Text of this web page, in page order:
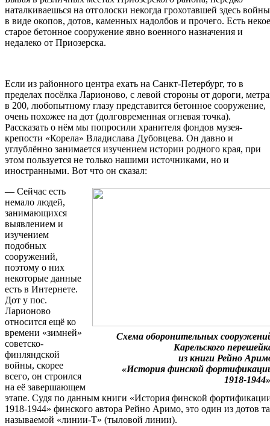
наталкиваешься на отголоски некогда грохотавшей здесь войны
в виде окопов, дотов, каменных надолбов и прочего. Есть некое
старое бетонное сооружение явно военного назначения и
недалеко от Приозерска.
Если из районного центра ехать на Санкт-Петербург, то в
пределах посёлка Ларионово, с левой стороны от дороги,
в 200, любопытному глазу представится бетонное сооружение,
очень похожее на дот (долговременная огневая точка).
Рассказать о нём мы попросили хранителя фондов музея-
крепости «Корела» Владислава Дубовцева. Он давно и
углублённо занимается изучением истории родного края, при
этом пользуется не только нашими источниками, но и
иностранными. Вот что он сказал:
Схема оборонительных
Карельского
из книги Рейно
«История финской
1918-
— Сейчас есть
немало людей,
занимающихся
выявлением и
изучением
подобных
сооружений,
поэтому о них
некоторые данные
есть в Интернете.
Дот у пос.
Ларионово
относится ещё ко
времени «зимней»
советско-
финляндской
войны, скорее
всего, он строился
на её завершающем
этапе. Судя по данным книги «История финской
1918-1944» финского автора Рейно Аримо, это один из дотов
называемой «линии-Т» (тыловой линии).